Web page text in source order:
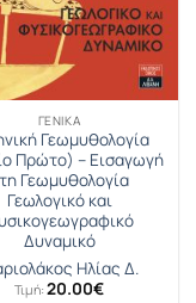
ΓΕΝΙΚΆ
Γεωμυθολογία
Πρώτο) – Εισαγωγή
Γεωμυθολογία
Γεωλογικό και
Δυναμικό
Ηλίας Δ.
Τιμή: 20.00€